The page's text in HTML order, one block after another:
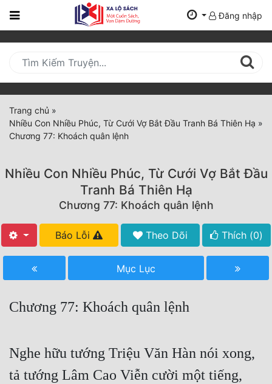
Trang
Mới
Cập
Nhật
(current)
BXH
Truyện Mới Ra
Hoàn Thành
Hậu Cung
Truyện Dịch
Đăng nhập
Trang chủ »
Nhiều Con Nhiều Phúc, Từ Cưới Vợ Bắt Đầu Tranh Bá Thiên Hạ »
Chương 77: Khoách quân lệnh
Nhiều Con Nhiều Phúc, Từ Cưới Vợ Bắt Đầu
Tranh Bá Thiên Hạ
Chương 77: Khoách quân lệnh
Báo Lỗi Theo Dõi Thích (0)
Mục Lục
Chương 77: Khoách quân lệnh
Nghe hữu tướng Triệu Văn Hàn nói xong,
tả tướng Lâm Cao Viễn cười một tiếng,